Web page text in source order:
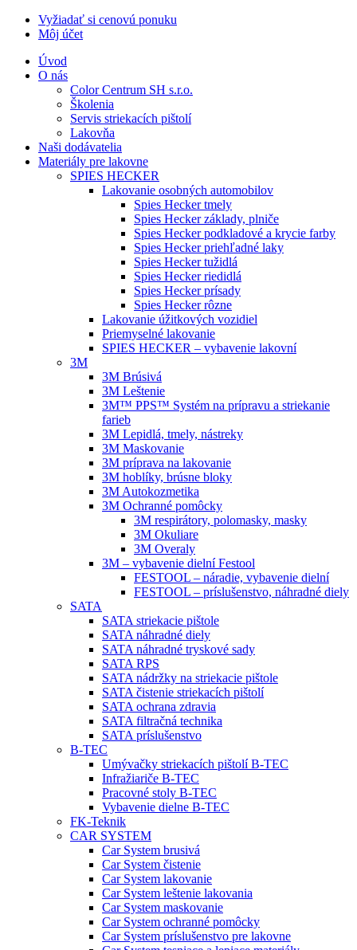
Vyžiadať si cenovú ponuku
Môj účet
Úvod
O nás
Color Centrum SH s.r.o.
Školenia
Servis striekacích pištolí
Lakovňa
Naši dodávatelia
Materiály pre lakovne
SPIES HECKER
Lakovanie osobných automobilov
Spies Hecker tmely
Spies Hecker základy, plniče
Spies Hecker podkladové a krycie farby
Spies Hecker priehľadné laky
Spies Hecker tužidlá
Spies Hecker riedidlá
Spies Hecker prísady
Spies Hecker rôzne
Lakovanie úžitkových vozidiel
Priemyselné lakovanie
SPIES HECKER – vybavenie lakovní
3M
3M Brúsivá
3M Leštenie
3M™ PPS™ Systém na prípravu a striekanie
farieb
3M Lepidlá, tmely, nástreky
3M Maskovanie
3M príprava na lakovanie
3M hoblíky, brúsne bloky
3M Autokozmetika
3M Ochranné pomôcky
3M respirátory, polomasky, masky
3M Okuliare
3M Overaly
3M – vybavenie dielní Festool
FESTOOL – náradie, vybavenie dielní
FESTOOL – príslušenstvo, náhradné diely
SATA
SATA striekacie pištole
SATA náhradné diely
SATA náhradné tryskové sady
SATA RPS
SATA nádržky na striekacie pištole
SATA čistenie striekacích pištolí
SATA ochrana zdravia
SATA filtračná technika
SATA príslušenstvo
B-TEC
Umývačky striekacích pištolí B-TEC
Infražiariče B-TEC
Pracovné stoly B-TEC
Vybavenie dielne B-TEC
FK-Teknik
CAR SYSTEM
Car System brusivá
Car System čistenie
Car System lakovanie
Car System leštenie lakovania
Car System maskovanie
Car System ochranné pomôcky
Car System príslušenstvo pre lakovne